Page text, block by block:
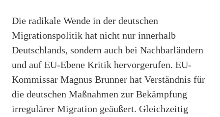
Die radikale Wende in der deutschen
Migrationspolitik hat nicht nur innerhalb
Deutschlands, sondern auch bei Nachbarländern
und auf EU-Ebene Kritik hervorgerufen. EU-
Kommissar Magnus Brunner hat Verständnis für
die deutschen Maßnahmen zur Bekämpfung
irregulärer Migration geäußert. Gleichzeitig